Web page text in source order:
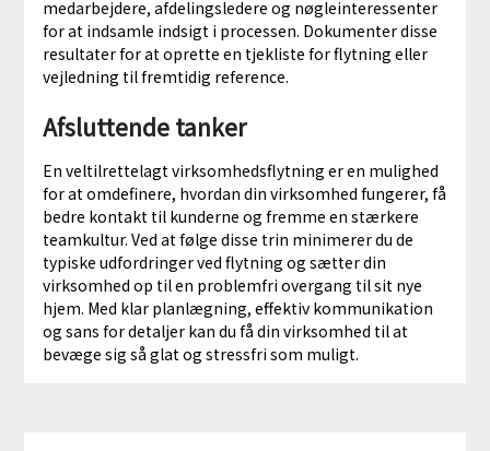
medarbejdere, afdelingsledere og nøgleinteressenter
for at indsamle indsigt i processen. Dokumenter disse
resultater for at oprette en tjekliste for flytning eller
vejledning til fremtidig reference.
Afsluttende tanker
En veltilrettelagt virksomhedsflytning er en mulighed
for at omdefinere, hvordan din virksomhed fungerer, få
bedre kontakt til kunderne og fremme en stærkere
teamkultur. Ved at følge disse trin minimerer du de
typiske udfordringer ved flytning og sætter din
virksomhed op til en problemfri overgang til sit nye
hjem. Med klar planlægning, effektiv kommunikation
og sans for detaljer kan du få din virksomhed til at
bevæge sig så glat og stressfri som muligt.